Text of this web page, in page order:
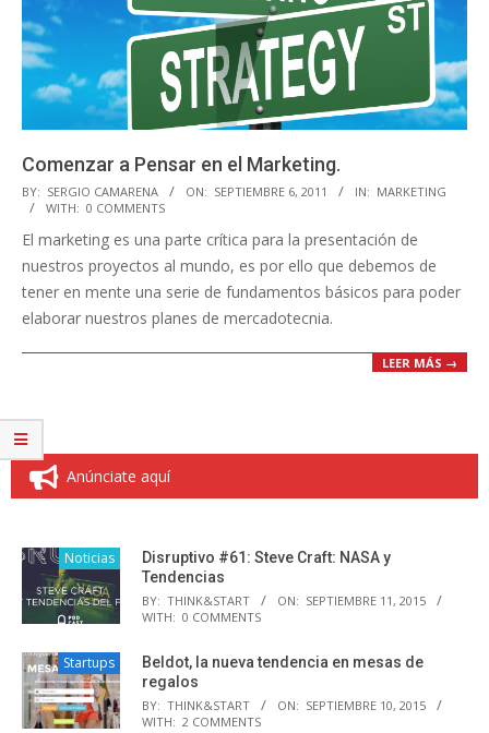
Comenzar a Pensar en el Marketing.
2011-
09-
06
BY: SERGIO CAMARENA ON: SEPTIEMBRE 6, 2011 IN: MARKETING
WITH: 0 COMMENTS
El marketing es una parte crítica para la presentación de
nuestros proyectos al mundo, es por ello que debemos de
tener en mente una serie de fundamentos básicos para poder
elaborar nuestros planes de mercadotecnia.
LEER MÁS →
Anúnciate aquí
Noticias
Disruptivo #61: Steve Craft: NASA y
Tendencias
BY: THINK&START ON: SEPTIEMBRE 11, 2015
WITH: 0 COMMENTS
Startups
Beldot, la nueva tendencia en mesas de
regalos
BY: THINK&START ON: SEPTIEMBRE 10, 2015
WITH: 2 COMMENTS